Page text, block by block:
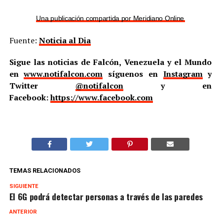
Una publicación compartida por Meridiano Online
Fuente: Noticia al Dia
Sigue las noticias de Falcón, Venezuela y el Mundo
enwww.notifalcon.com síguenos en Instagramy
Twitter @notifalcony en
Facebook:https://www.facebook.com
TEMAS RELACIONADOS
SIGUIENTE
El 6G podrá detectar personas a través de las paredes
ANTERIOR